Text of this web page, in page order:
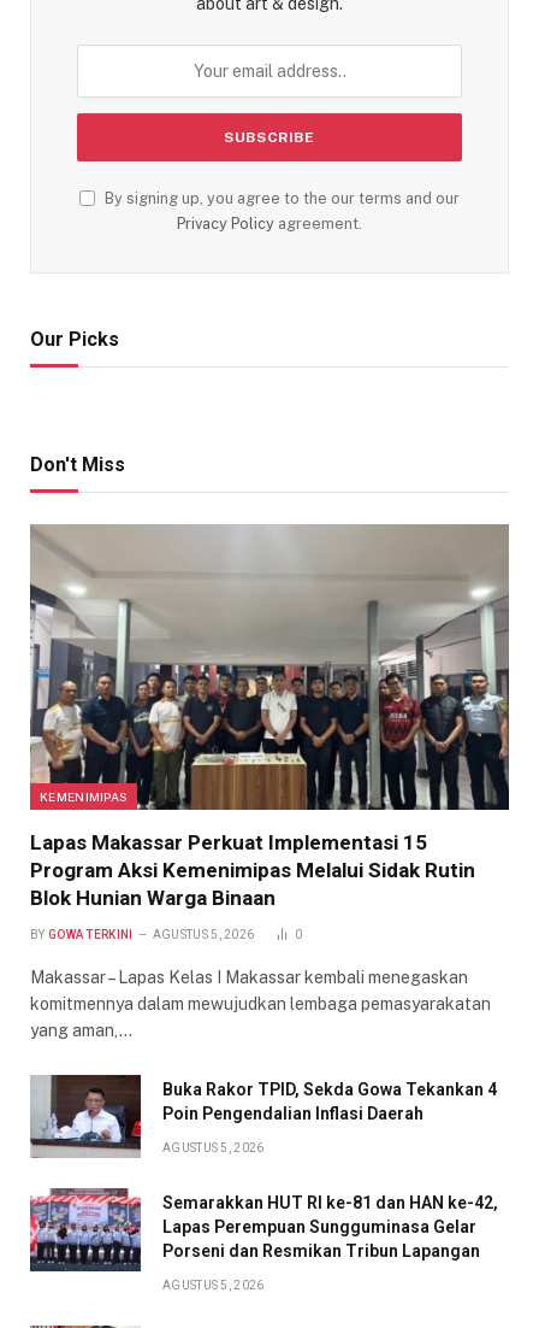
By signing up, you agree to the our terms and our
Privacy Policy agreement.
Our Picks
Don't Miss
KEMENIMIPAS
Lapas Makassar Perkuat Implementasi 15
Program Aksi Kemenimipas Melalui Sidak Rutin
Blok Hunian Warga Binaan
BY GOWA TERKINI AGUSTUS 5, 2026 0
Makassar – Lapas Kelas I Makassar kembali menegaskan
komitmennya dalam mewujudkan lembaga pemasyarakatan
yang aman,…
Buka Rakor TPID, Sekda Gowa Tekankan 4
Poin Pengendalian Inflasi Daerah
AGUSTUS 5, 2026
Semarakkan HUT RI ke-81 dan HAN ke-42,
Lapas Perempuan Sungguminasa Gelar
Porseni dan Resmikan Tribun Lapangan
AGUSTUS 5, 2026